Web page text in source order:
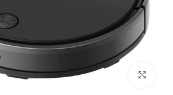
بزرگنمایی تصویر